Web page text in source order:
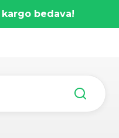
kargo bedava!